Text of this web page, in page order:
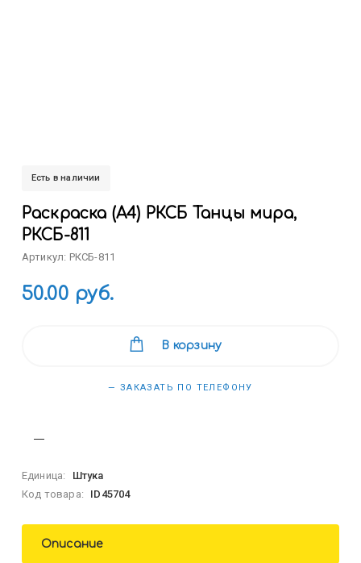
Есть в наличии
Раскраска (А4) РКСБ Танцы мира,
РКСБ-811
Артикул: РКСБ-811
50.00 руб.
В корзину
— ЗАКАЗАТЬ ПО ТЕЛЕФОНУ
Единица:
Штука
Код товара:
ID45704
Описание